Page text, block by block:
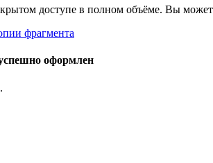
доступе в полном объёме. Вы
фрагмента
оформлен